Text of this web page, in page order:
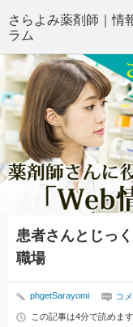
患者さんとじっ
職場
phgetSarayomi コ
この記事は4分で読めます